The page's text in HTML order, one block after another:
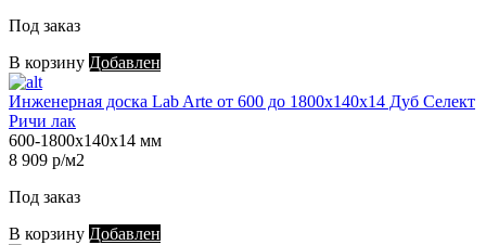
Под заказ
В корзину Добавлен
Инженерная доска Lab Arte от 600 до 1800х140х14 Дуб Селект
Ричи лак
600-1800х140х14 мм
8 909 р/м2
Под заказ
В корзину Добавлен